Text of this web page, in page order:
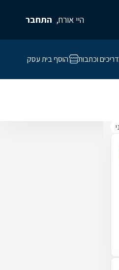
היי אורח, התחבר
וכתבות הוסף בית עסק